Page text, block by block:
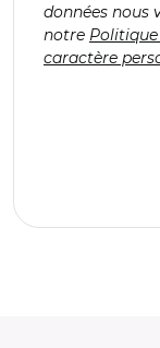
données nous
notre
caractère